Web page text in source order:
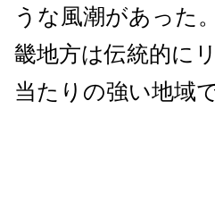
うな風潮があった
畿地方は伝統的に
当たりの強い地域